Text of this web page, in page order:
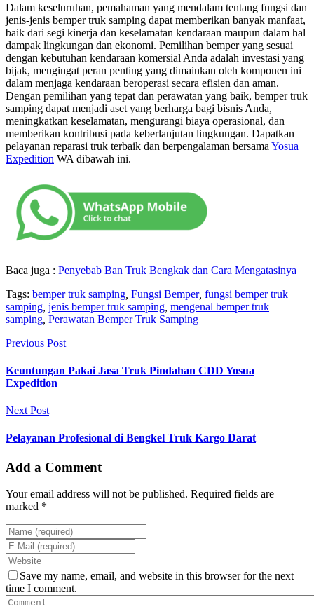
Dalam keseluruhan, pemahaman yang mendalam tentang fungsi dan
jenis-jenis bemper truk samping dapat memberikan banyak manfaat,
baik dari segi kinerja dan keselamatan kendaraan maupun dalam hal
dampak lingkungan dan ekonomi. Pemilihan bemper yang sesuai
dengan kebutuhan kendaraan komersial Anda adalah investasi yang
bijak, mengingat peran penting yang dimainkan oleh komponen ini
dalam menjaga kendaraan beroperasi secara efisien dan aman.
Dengan pemilihan yang tepat dan perawatan yang baik, bemper truk
samping dapat menjadi aset yang berharga bagi bisnis Anda,
meningkatkan keselamatan, mengurangi biaya operasional, dan
memberikan kontribusi pada keberlanjutan lingkungan. Dapatkan
pelayanan reparasi truk terbaik dan berpengalaman bersama Yosua
Expedition WA dibawah ini.
Baca juga : Penyebab Ban Truk Bengkak dan Cara Mengatasinya
Tags: bemper truk samping Fungsi Bemper, fungsi bemper truk
samping jenis bemper truk samping mengenal bemper truk
samping Perawatan Bemper Truk Samping
Previous Post
Keuntungan Pakai Jasa Truk Pindahan CDD Yosua
Expedition
Next Post
Pelayanan Profesional di Bengkel Truk Kargo Darat
Add a Comment
Your email address will not be published. Required fields are
marked *
Save my name, email, and website in this browser for the next
time I comment.